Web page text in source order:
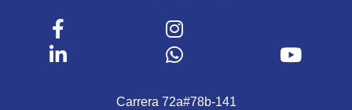
Carrera 72a#78b-141